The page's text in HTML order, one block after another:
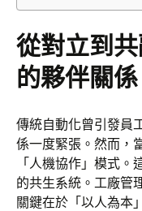
從對立到
的夥伴關係
傳統自動化曾引發員
係一度緊張。然而，
「人機協作」模式
的共生系統。工廠管
關鍵在於「以人為本